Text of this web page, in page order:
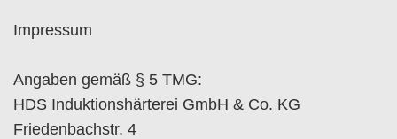
Impressum
Angaben gemäß § 5 TMG:
HDS Induktionshärterei GmbH & Co. KG
Friedenbachstr. 4